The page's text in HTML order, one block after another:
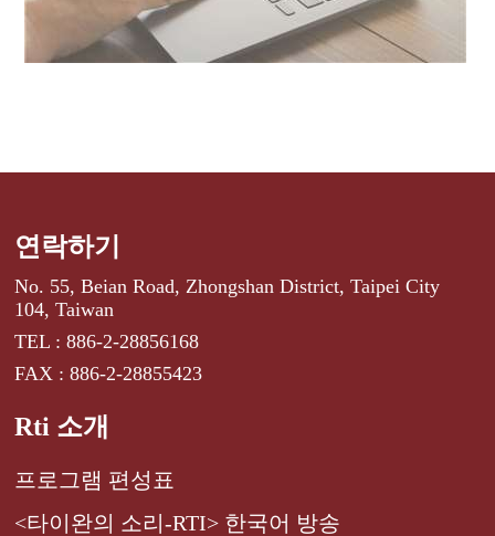
연락하기
No. 55, Beian Road, Zhongshan District, Taipei City
104, Taiwan
TEL : 886-2-28856168
FAX : 886-2-28855423
Rti 소개
프로그램 편성표
<타이완의 소리-RTI> 한국어 방송